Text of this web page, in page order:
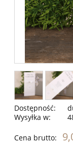
Dostępność:
Wysyłka w:
Cena brutto: